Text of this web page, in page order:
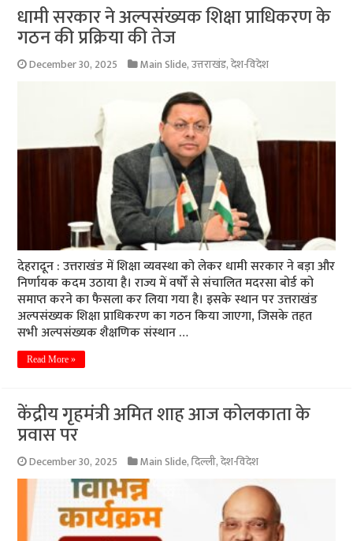
धामी सरकार ने अल्पसंख्यक शिक्षा प्राधिकरण के
गठन की प्रक्रिया की तेज
December 30, 2025 Main Slide,उत्तराखंड,देश-विदेश
देहरादून : उत्तराखंड में शिक्षा व्यवस्था को लेकर धामी सरकार ने बड़ा और
निर्णायक कदम उठाया है। राज्य में वर्षों से संचालित मदरसा बोर्ड को
समाप्त करने का फैसला कर लिया गया है। इसके स्थान पर उत्तराखंड
अल्पसंख्यक शिक्षा प्राधिकरण का गठन किया जाएगा, जिसके तहत
सभी अल्पसंख्यक शैक्षणिक संस्थान …
Read More »
केंद्रीय गृहमंत्री अमित शाह आज कोलकाता के
प्रवास पर
December 30, 2025 Main Slide,दिल्ली,देश-विदेश